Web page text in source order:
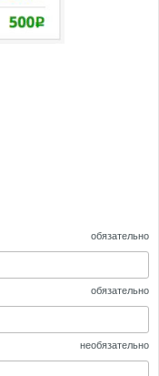
обязательно
обязательно
необязательно